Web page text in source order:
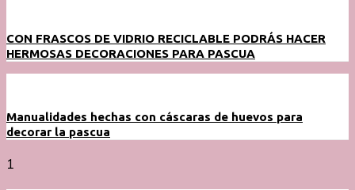
CON FRASCOS DE VIDRIO RECICLABLE PODRÁS HACER
HERMOSAS DECORACIONES PARA PASCUA
Manualidades hechas con cáscaras de huevos para
decorar la pascua
1